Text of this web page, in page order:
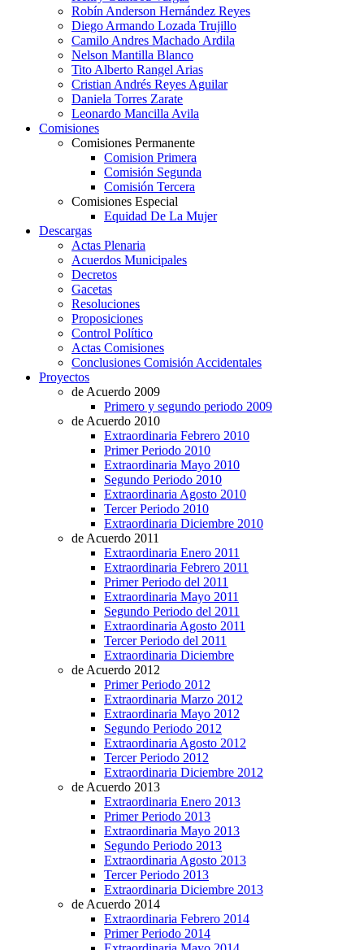
Robín Anderson Hernández Reyes
Diego Armando Lozada Trujillo
Camilo Andres Machado Ardila
Nelson Mantilla Blanco
Tito Alberto Rangel Arias
Cristian Andrés Reyes Aguilar
Daniela Torres Zarate
Leonardo Mancilla Avila
Comisiones
Comisiones Permanente
Comision Primera
Comisión Segunda
Comisión Tercera
Comisiones Especial
Equidad De La Mujer
Descargas
Actas Plenaria
Acuerdos Municipales
Decretos
Gacetas
Resoluciones
Proposiciones
Control Político
Actas Comisiones
Conclusiones Comisión Accidentales
Proyectos
de Acuerdo 2009
Primero y segundo periodo 2009
de Acuerdo 2010
Extraordinaria Febrero 2010
Primer Periodo 2010
Extraordinaria Mayo 2010
Segundo Periodo 2010
Extraordinaria Agosto 2010
Tercer Periodo 2010
Extraordinaria Diciembre 2010
de Acuerdo 2011
Extraordinaria Enero 2011
Extraordinaria Febrero 2011
Primer Periodo del 2011
Extraordinaria Mayo 2011
Segundo Periodo del 2011
Extraordinaria Agosto 2011
Tercer Periodo del 2011
Extraordinaria Diciembre
de Acuerdo 2012
Primer Periodo 2012
Extraordinaria Marzo 2012
Extraordinaria Mayo 2012
Segundo Periodo 2012
Extraordinaria Agosto 2012
Tercer Periodo 2012
Extraordinaria Diciembre 2012
de Acuerdo 2013
Extraordinaria Enero 2013
Primer Periodo 2013
Extraordinaria Mayo 2013
Segundo Periodo 2013
Extraordinaria Agosto 2013
Tercer Periodo 2013
Extraordinaria Diciembre 2013
de Acuerdo 2014
Extraordinaria Febrero 2014
Primer Periodo 2014